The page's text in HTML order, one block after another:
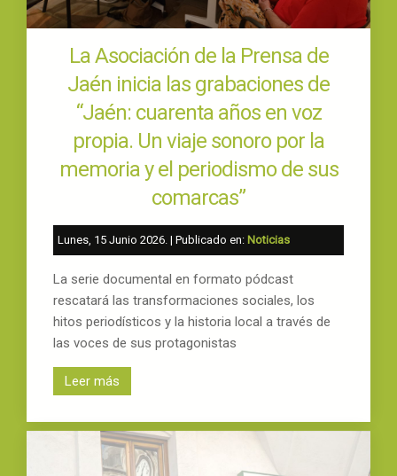
La Asociación de la Prensa de
Jaén inicia las grabaciones de
“Jaén: cuarenta años en voz
propia. Un viaje sonoro por la
memoria y el periodismo de sus
comarcas”
Lunes, 15 Junio 2026. | Publicado en: Noticias
La serie documental en formato pódcast
rescatará las transformaciones sociales, los
hitos periodísticos y la historia local a través de
las voces de sus protagonistas
Leer más